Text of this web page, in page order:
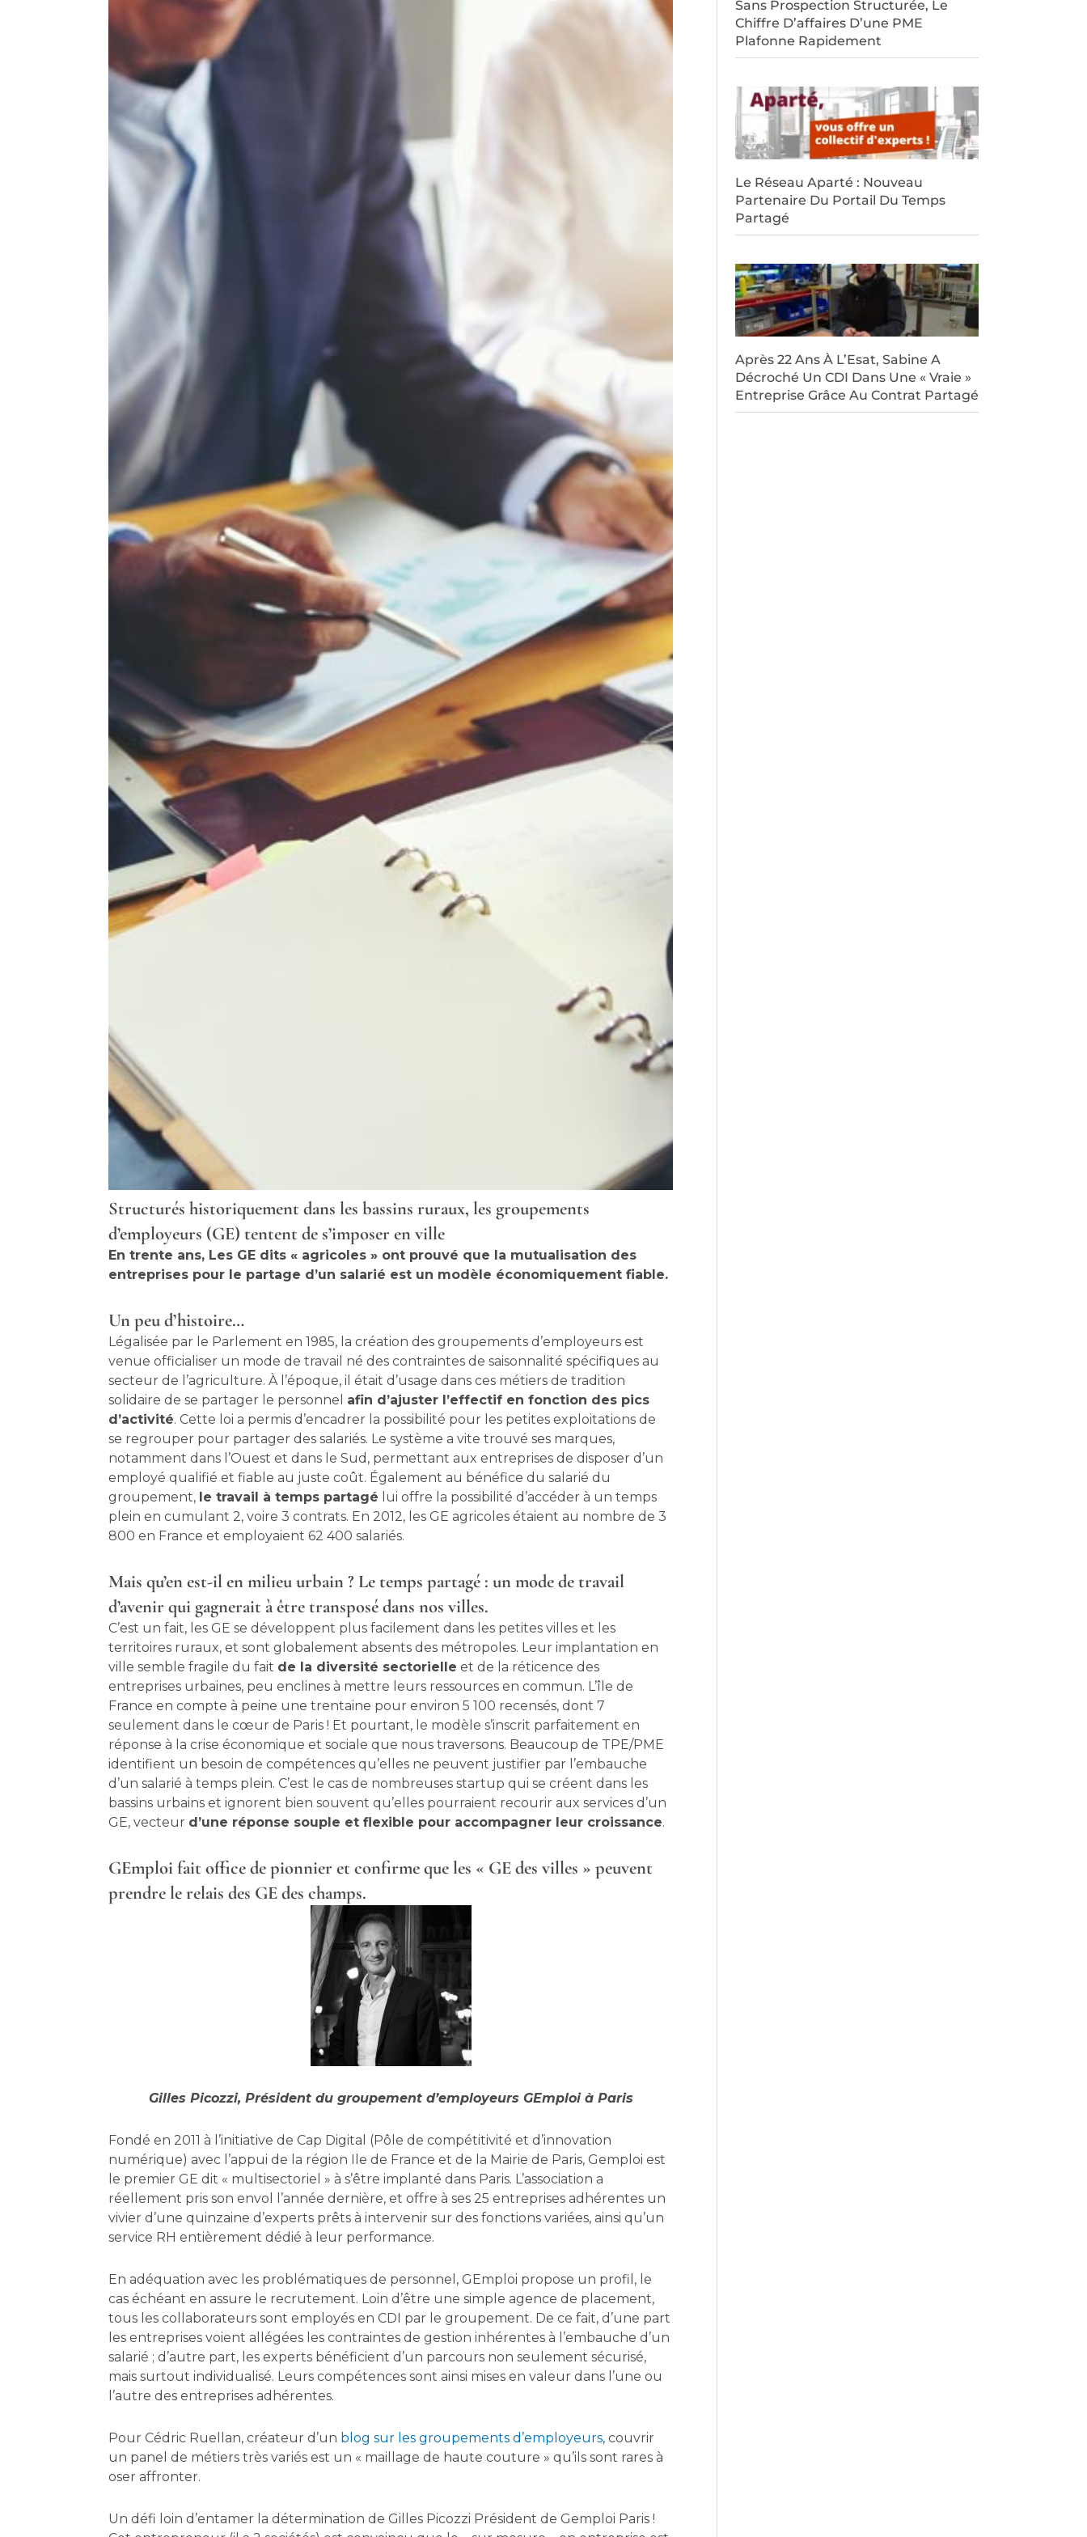
Structurés historiquement dans les bassins ruraux, les groupements
d’employeurs (GE) tentent de s’imposer en ville
En trente ans, Les GE dits « agricoles » ont prouvé que la mutualisation des
entreprises pour le partage d’un salarié est un modèle économiquement fiable.
Un peu d’histoire…
Légalisée par le Parlement en 1985, la création des groupements d’employeurs est
venue officialiser un mode de travail né des contraintes de saisonnalité spécifiques au
secteur de l’agriculture. À l’époque, il était d’usage dans ces métiers de tradition
solidaire de se partager le personnel afin d’ajuster l’effectif en fonction des pics
d’activité. Cette loi a permis d’encadrer la possibilité pour les petites exploitations de
se regrouper pour partager des salariés. Le système a vite trouvé ses marques,
notamment dans l’Ouest et dans le Sud, permettant aux entreprises de disposer d’un
employé qualifié et fiable au juste coût. Également au bénéfice du salarié du
groupement, le travail à temps partagé lui offre la possibilité d’accéder à un temps
plein en cumulant 2, voire 3 contrats. En 2012, les GE agricoles étaient au nombre de 3
800 en France et employaient 62 400 salariés.
Mais qu’en est-il en milieu urbain ? Le temps partagé : un mode de travail
d’avenir qui gagnerait à être transposé dans nos villes.
C’est un fait, les GE se développent plus facilement dans les petites villes et les
territoires ruraux, et sont globalement absents des métropoles. Leur implantation en
ville semble fragile du fait de la diversité sectorielle et de la réticence des
entreprises urbaines, peu enclines à mettre leurs ressources en commun. L’île de
France en compte à peine une trentaine pour environ 5 100 recensés, dont 7
seulement dans le cœur de Paris ! Et pourtant, le modèle s’inscrit parfaitement en
réponse à la crise économique et sociale que nous traversons. Beaucoup de TPE/PME
identifient un besoin de compétences qu’elles ne peuvent justifier par l’embauche
d’un salarié à temps plein. C’est le cas de nombreuses startup qui se créent dans les
bassins urbains et ignorent bien souvent qu’elles pourraient recourir aux services d’un
GE, vecteur d’une réponse souple et flexible pour accompagner leur croissance.
GEmploi fait office de pionnier et confirme que les « GE des villes » peuvent
prendre le relais des GE des champs.
Gilles Picozzi, Président du groupement d’employeurs GEmploi à Paris
Fondé en 2011 à l’initiative de Cap Digital (Pôle de compétitivité et d’innovation
numérique) avec l’appui de la région Ile de France et de la Mairie de Paris, Gemploi est
le premier GE dit « multisectoriel » à s’être implanté dans Paris. L’association a
réellement pris son envol l’année dernière, et offre à ses 25 entreprises adhérentes un
vivier d’une quinzaine d’experts prêts à intervenir sur des fonctions variées, ainsi qu’un
service RH entièrement dédié à leur performance.
En adéquation avec les problématiques de personnel, GEmploi propose un profil, le
cas échéant en assure le recrutement. Loin d’être une simple agence de placement,
tous les collaborateurs sont employés en CDI par le groupement. De ce fait, d’une part
les entreprises voient allégées les contraintes de gestion inhérentes à l’embauche d’un
salarié ; d’autre part, les experts bénéficient d’un parcours non seulement sécurisé,
mais surtout individualisé. Leurs compétences sont ainsi mises en valeur dans l’une ou
l’autre des entreprises adhérentes.
Pour Cédric Ruellan, créateur d’un blog sur les groupements d’employeurs, couvrir
un panel de métiers très variés est un « maillage de haute couture » qu’ils sont rares à
oser affronter.
Un défi loin d’entamer la détermination de Gilles Picozzi Président de Gemploi Paris !
Sans Prospection Structurée, Le
Chiffre D’affaires D’une PME
Plafonne Rapidement
Le Réseau Aparté : Nouveau
Partenaire Du Portail Du Temps
Partagé
Après 22 Ans À L’Esat, Sabine A
Décroché Un CDI Dans Une « Vraie »
Entreprise Grâce Au Contrat Partagé